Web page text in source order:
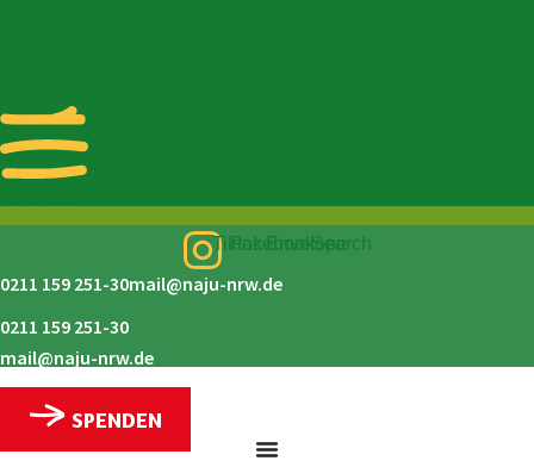
MENU
Tiktok
Facebook
Envelope
Search
0211 159 251-30mail@naju-nrw.de
0211 159 251-30
mail@naju-nrw.de
SPENDEN